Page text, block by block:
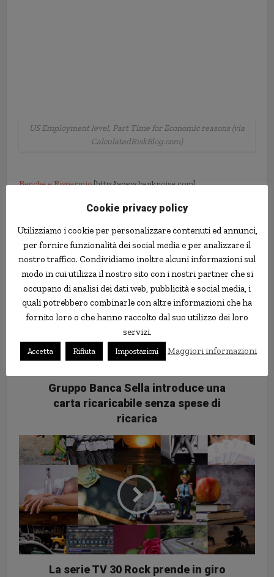
US Employment level, Part Time for Economic reasons (via
CalculatedRiskBlog.com)
Banche e Risparmio[http://www.banknoise.com]
Gruppo Banca Sella introduce una
carta ricaricabile senza spese di
ricarica
La serie TV 30 Rock prende in giro
Cookie privacy policy
Utilizziamo i cookie per personalizzare contenuti ed annunci,
per fornire funzionalità dei social media e per analizzare il
nostro traffico. Condividiamo inoltre alcuni informazioni sul
modo in cui utilizza il nostro sito con i nostri partner che si
occupano di analisi dei dati web, pubblicità e social media, i
quali potrebbero combinarle con altre informazioni che ha
fornito loro o che hanno raccolto dal suo utilizzo dei loro
servizi.
Accetta Rifiuta Impostazioni Maggiori informazioni